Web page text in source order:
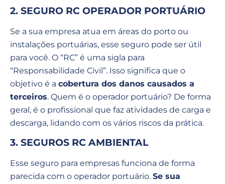
2. SEGURO RC OPERADOR PORTUÁRIO
Se a sua empresa atua em áreas do porto ou
instalações portuárias, esse seguro pode ser útil
para você. O “RC” é uma sigla para
“Responsabilidade Civil”. Isso significa que o
objetivo é a cobertura dos danos causados a
terceiros. Quem é o operador portuário? De forma
geral, é o profissional que faz atividades de carga e
descarga, lidando com os vários riscos da prática.
3. SEGUROS RC AMBIENTAL
Esse seguro para empresas funciona de forma
parecida com o operador portuário. Se sua